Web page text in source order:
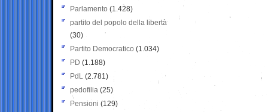
Parlamento (1.428)
partito del popolo della libertà
(30)
Partito Democratico (1.034)
PD (1.188)
PdL (2.781)
pedofilia (25)
Pensioni (129)